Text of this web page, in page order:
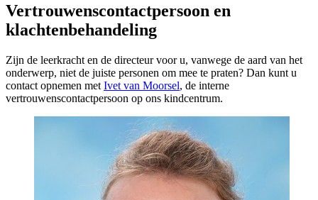
Vertrouwenscontactpersoon en
klachtenbehandeling
Zijn de leerkracht en de directeur voor u, vanwege de aard van het
onderwerp, niet de juiste personen om mee te praten? Dan kunt u
contact opnemen met Ivet van Moorsel, de interne
vertrouwenscontactpersoon op ons kindcentrum.